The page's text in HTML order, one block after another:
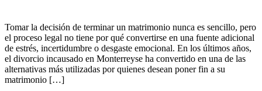
Tomar la decisión de terminar un matrimonio nunca es sencillo, pero
el proceso legal no tiene por qué convertirse en una fuente adicional
de estrés, incertidumbre o desgaste emocional. En los últimos años,
el divorcio incausado en Monterreyse ha convertido en una de las
alternativas más utilizadas por quienes desean poner fin a su
matrimonio […]